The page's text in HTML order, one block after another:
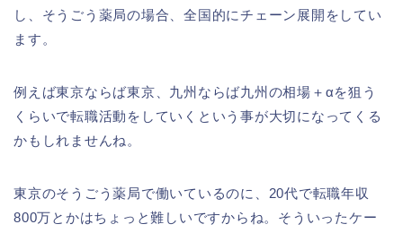
し、そうごう薬局の場合、全国的にチェーン展開をしてい
ます。
例えば東京ならば東京、九州ならば九州の相場＋αを狙う
くらいで転職活動をしていくという事が大切になってくる
かもしれませんね。
東京のそうごう薬局で働いているのに、20代で転職年収
800万とかはちょっと難しいですからね。そういったケー